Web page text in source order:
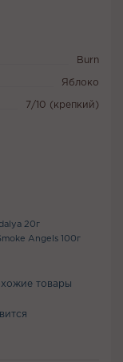
Burn
Яблоко
7/10 (крепкий)
20г
Angels 100г
товары